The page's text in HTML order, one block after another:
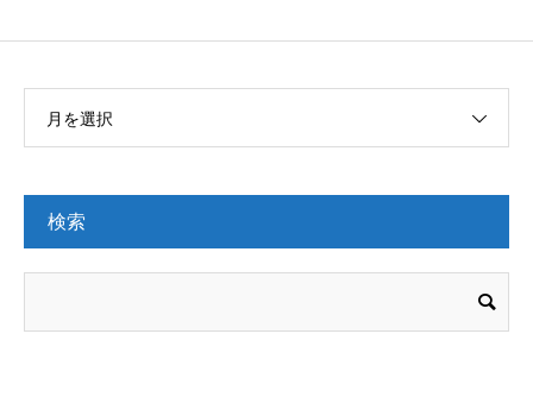
月を選択
検索